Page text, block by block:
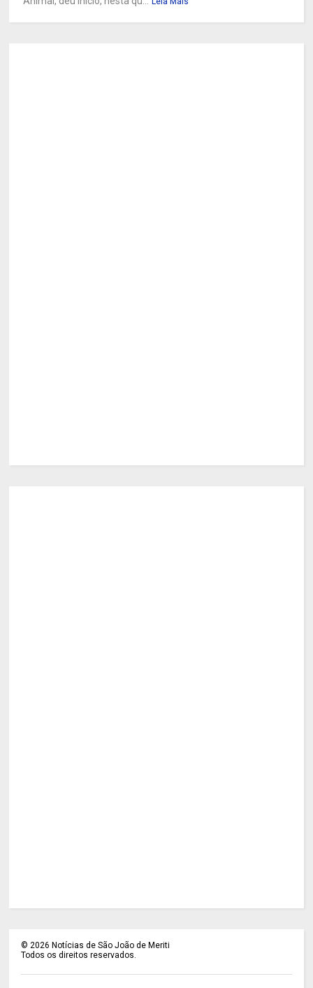
©2026 Notícias de São João de Meriti
Todos os direitos reservados.